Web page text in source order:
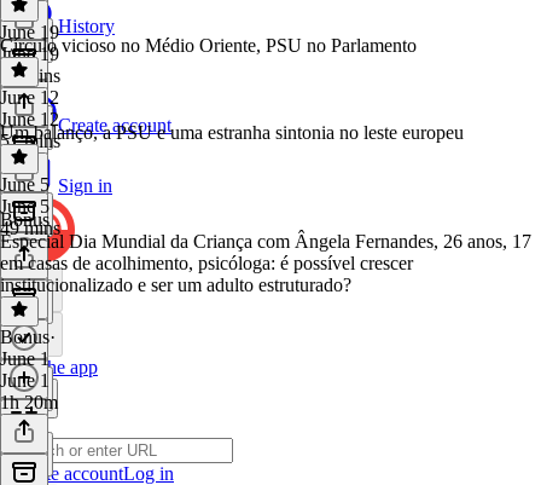
History
Create account
Sign in
Get the app
Create accountLog in
June 19
June 19
50 mins
Círculo vicioso no Médio Oriente, PSU no Parlamento
June 12
June 12
51 mins
Um balanço, a PSU e uma estranha sintonia no leste europeu
June 5
June 5
49 mins
Bonus
Especial Dia Mundial da Criança com Ângela Fernandes, 26 anos, 17
em casas de acolhimento, psicóloga: é possível crescer
institucionalizado e ser um adulto estruturado?
Bonus·
June 1
June 1
1h 20m